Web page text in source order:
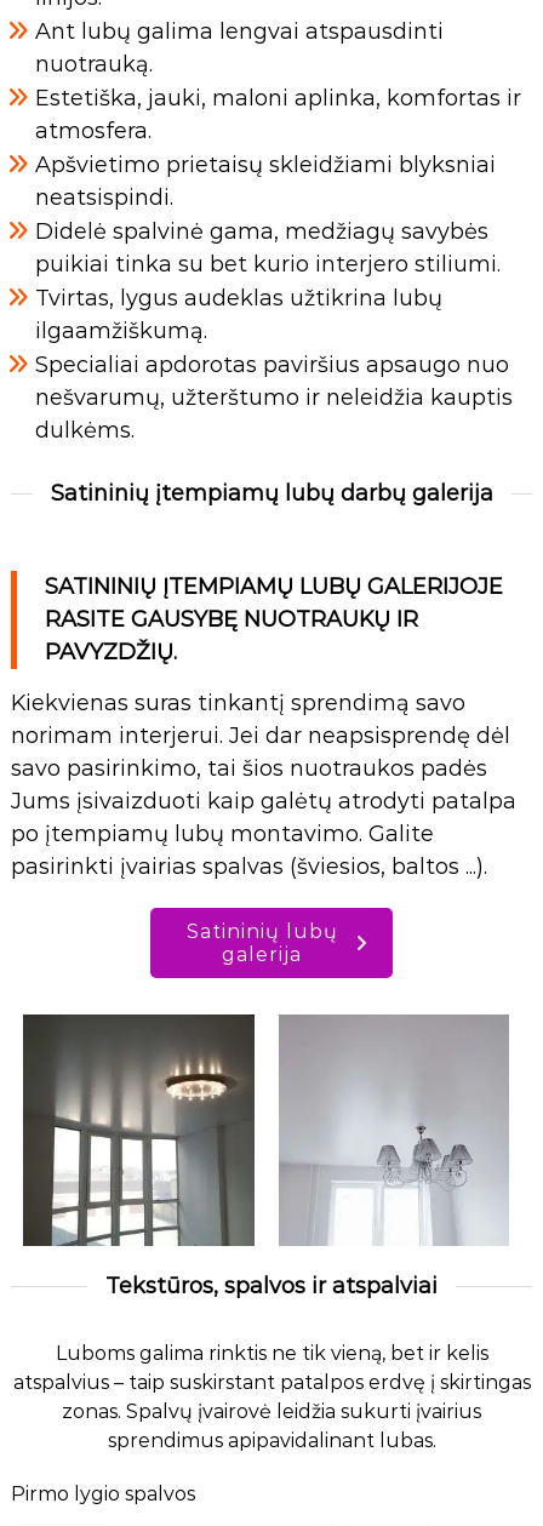
Ant lubų galima lengvai atspausdinti
nuotrauką.
Estetiška, jauki, maloni aplinka, komfortas ir
atmosfera.
Apšvietimo prietaisų skleidžiami blyksniai
neatsispindi.
Didelė spalvinė gama, medžiagų savybės
puikiai tinka su bet kurio interjero stiliumi.
Tvirtas, lygus audeklas užtikrina lubų
ilgaamžiškumą.
Specialiai apdorotas paviršius apsaugo nuo
nešvarumų, užterštumo ir neleidžia kauptis
dulkėms.
Satininių įtempiamų lubų darbų galerija
SATININIŲ ĮTEMPIAMŲ LUBŲ GALERIJOJE
RASITE GAUSYBĘ NUOTRAUKŲ IR
PAVYZDŽIŲ.
Kiekvienas suras tinkantį sprendimą savo
norimam interjerui. Jei dar neapsisprendę dėl
savo pasirinkimo, tai šios nuotraukos padės
Jums įsivaizduoti kaip galėtų atrodyti patalpa
po įtempiamų lubų montavimo. Galite
pasirinkti įvairias spalvas (šviesios, baltos ...).
Satininių lubų
galerija
Tekstūros, spalvos ir atspalviai
Luboms galima rinktis ne tik vieną, bet ir kelis
atspalvius – taip suskirstant patalpos erdvę į skirtingas
zonas. Spalvų įvairovė leidžia sukurti įvairius
sprendimus apipavidalinant lubas.
Pirmo lygio spalvos